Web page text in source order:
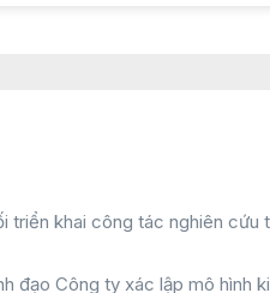
triển khai công tác nghiên
đạo Công ty xác lập mô hình